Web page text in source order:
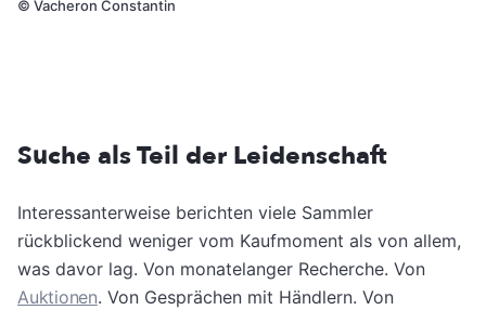
© Vacheron Constantin
Suche als Teil der Leidenschaft
Interessanterweise berichten viele Sammler
rückblickend weniger vom Kaufmoment als von allem,
was davor lag. Von monatelanger Recherche. Von
Auktionen. Von Gesprächen mit Händlern. Von